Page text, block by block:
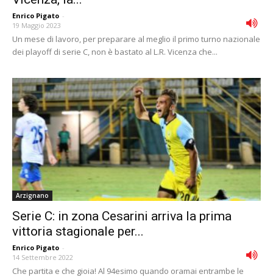
Enrico Pigato -
19 Maggio 2023
Un mese di lavoro, per preparare al meglio il primo turno nazionale
dei playoff di serie C, non è bastato al L.R. Vicenza che...
Arzignano
Serie C: in zona Cesarini arriva la prima
vittoria stagionale per...
Enrico Pigato -
14 Settembre 2022
Che partita e che gioia! Al 94esimo quando oramai entrambe le